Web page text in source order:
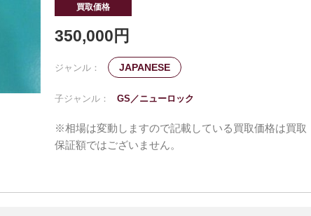
買取価格
350,000円
ジャンル： JAPANESE
子ジャンル： GS／ニューロック
※相場は変動しますので記載している買取価格は買取
保証額ではございません。